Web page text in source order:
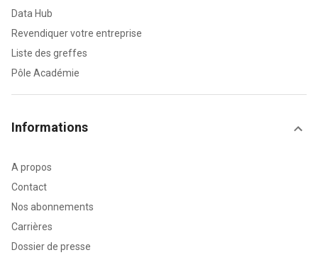
Data Hub
Revendiquer votre entreprise
Liste des greffes
Pôle Académie
Informations
A propos
Contact
Nos abonnements
Carrières
Dossier de presse